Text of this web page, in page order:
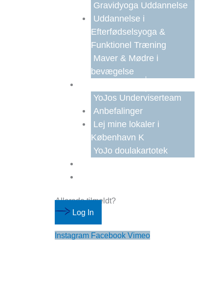
Gravidyoga Uddannelse
Uddannelse i
Efterfødselsyoga &
Funktionel Træning
Maver & Mødre i
bevægelse
YoJos Underviserteam
Anbefalinger
Lej mine lokaler i
København K
YoJo doulakartotek
Allerede tilmeldt?
Log In
Instagram Facebook Vimeo